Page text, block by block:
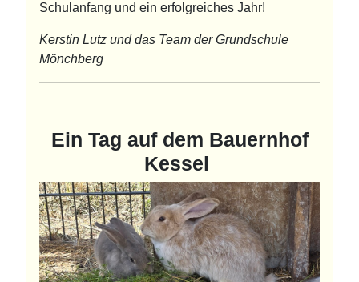
Schulanfang und ein erfolgreiches Jahr!
Kerstin Lutz und das Team der Grundschule
Mönchberg
Ein Tag auf dem Bauernhof
Kessel